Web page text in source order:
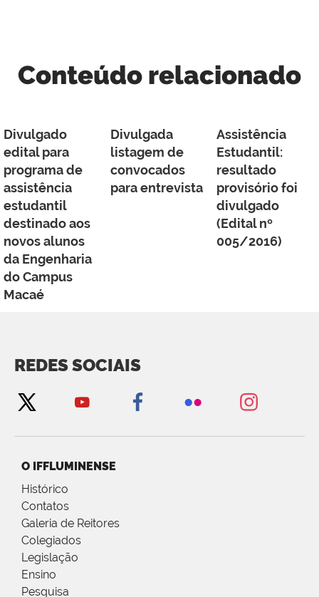
Conteúdo relacionado
Divulgado
edital para
programa de
assistência
estudantil
destinado aos
novos alunos
da Engenharia
do Campus
Macaé
Divulgada
listagem de
convocados
para entrevista
Assistência
Estudantil:
resultado
provisório foi
divulgado
(Edital nº
005/2016)
REDES SOCIAIS
O IFFLUMINENSE
Histórico
Contatos
Galeria de Reitores
Colegiados
Legislação
Ensino
Pesquisa